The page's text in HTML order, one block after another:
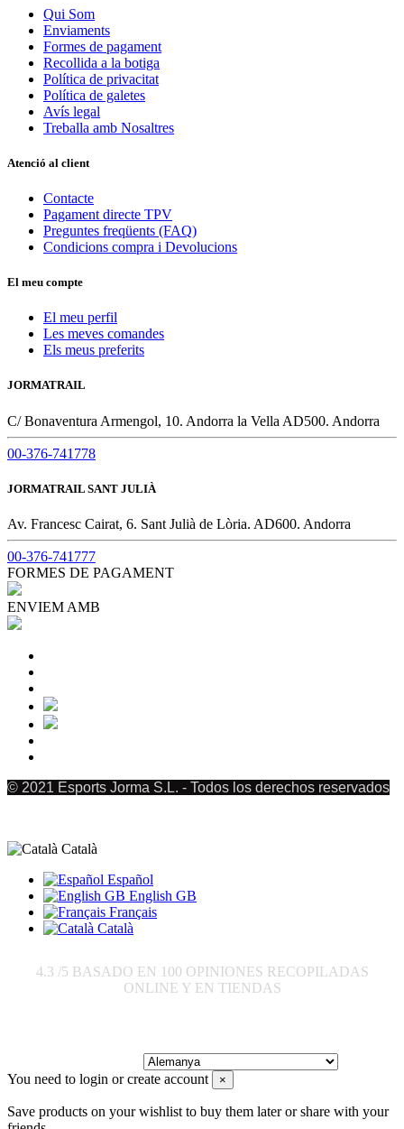
Qui Som
Enviaments
Formes de pagament
Recollida a la botiga
Política de privacitat
Política de galetes
Avís legal
Treballa amb Nosaltres
Atenció al client
Contacte
Pagament directe TPV
Preguntes freqüents (FAQ)
Condicions compra i Devolucions
El meu compte
El meu perfil
Les meves comandes
Els meus preferits
JORMATRAIL
C/ Bonaventura Armengol, 10. Andorra la Vella AD500. Andorra
00-376-741778
JORMATRAIL SANT JULIÀ
Av. Francesc Cairat, 6. Sant Julià de Lòria. AD600. Andorra
00-376-741777
FORMES DE PAGAMENT
ENVIEM AMB
© 2021 Esports Jorma S.L. - Todos los derechos reservados
Català
Español
English GB
Français
Català
4.3 /5 BASADO EN 100 OPINIONES RECOPILADAS
ONLINE Y EN TIENDAS
You need to login or create account ×
Save products on your wishlist to buy them later or share with your